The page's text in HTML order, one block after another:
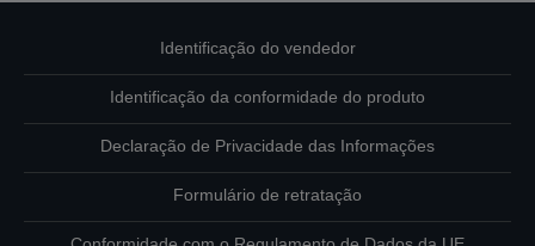
Identificação do vendedor
Identificação da conformidade do produto
Declaração de Privacidade das Informações
Formulário de retratação